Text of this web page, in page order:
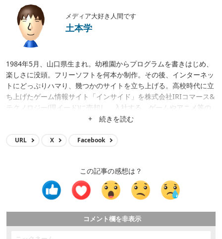
メディア大好き人間です
土本学
1984年5月、山口県生まれ。幼稚園からプログラムを書きはじめ、
楽しさに没頭。フリーソフトを何本か制作。その後、インターネッ
トにどっぷりハマり、幾つかのサイトを立ち上げる。高校時代に立
ち上げたゲーム情報サイト「インサイド」を株式会社IRIコマース&
テクノロジー(現イード)に売却し、入社する。ゲームやアニメ等の
メディア運営、クロスワードアプリ開発、サイト立ち上げ、サイト
+ 続きを読む
URL X Facebook
この記事の感想は？
コメント欄を非表示